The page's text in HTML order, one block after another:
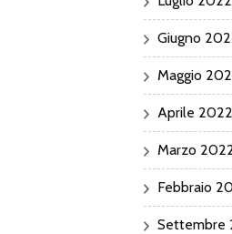
Giugno
Maggio
Aprile 2022
Marzo
Febbraio
Settembre